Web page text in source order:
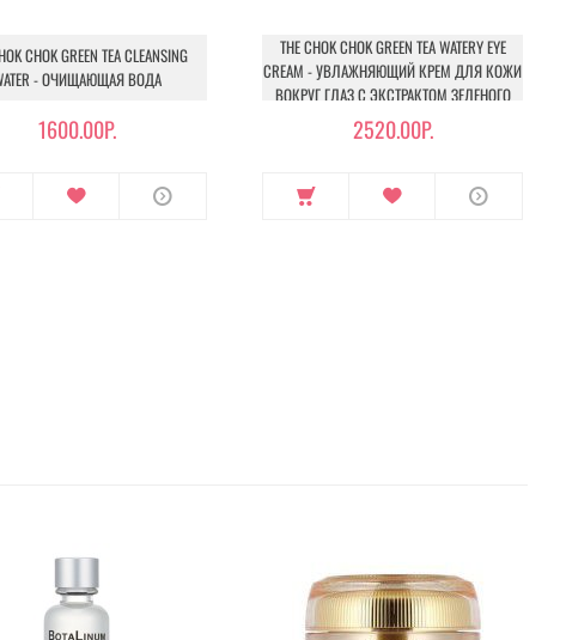
CHOK GREEN TEA CLEANSING
- ОЧИЩАЮЩАЯ ВОДА
1600.00Р.
THE CHOK CHOK GREEN TEA WATERY EYE
CREAM - УВЛАЖНЯЮЩИЙ КРЕМ ДЛЯ КОЖИ
ВОКРУГ ГЛАЗ С ЭКСТРАКТОМ ЗЕЛЕНОГО
ЧАЯ
2520.00Р.